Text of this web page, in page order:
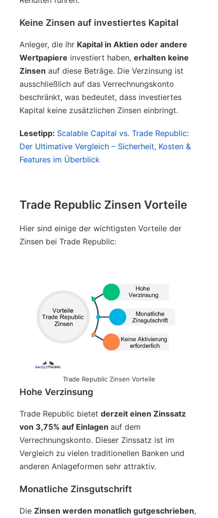
Keine Zinsen auf investiertes Kapital
Anleger, die ihr Kapital in Aktien oder andere
Wertpapiere investiert haben, erhalten keine
Zinsen auf diese Beträge. Die Verzinsung ist
ausschließlich auf das Verrechnungskonto
beschränkt, was bedeutet, dass investiertes
Kapital keine zusätzlichen Zinsen einbringt.
Lesetipp: Scalable Capital vs. Trade Republic:
Der Ultimative Vergleich – Sicherheit, Kosten &
Features im Überblick
Trade Republic Zinsen Vorteile
Hier sind einige der wichtigsten Vorteile der
Zinsen bei Trade Republic:
Trade Republic Zinsen Vorteile
Hohe Verzinsung
Trade Republic bietet derzeit einen Zinssatz
von 3,75% auf Einlagen auf dem
Verrechnungskonto. Dieser Zinssatz ist im
Vergleich zu vielen traditionellen Banken und
anderen Anlageformen sehr attraktiv.
Monatliche Zinsgutschrift
Die Zinsen werden monatlich gutgeschrieben,